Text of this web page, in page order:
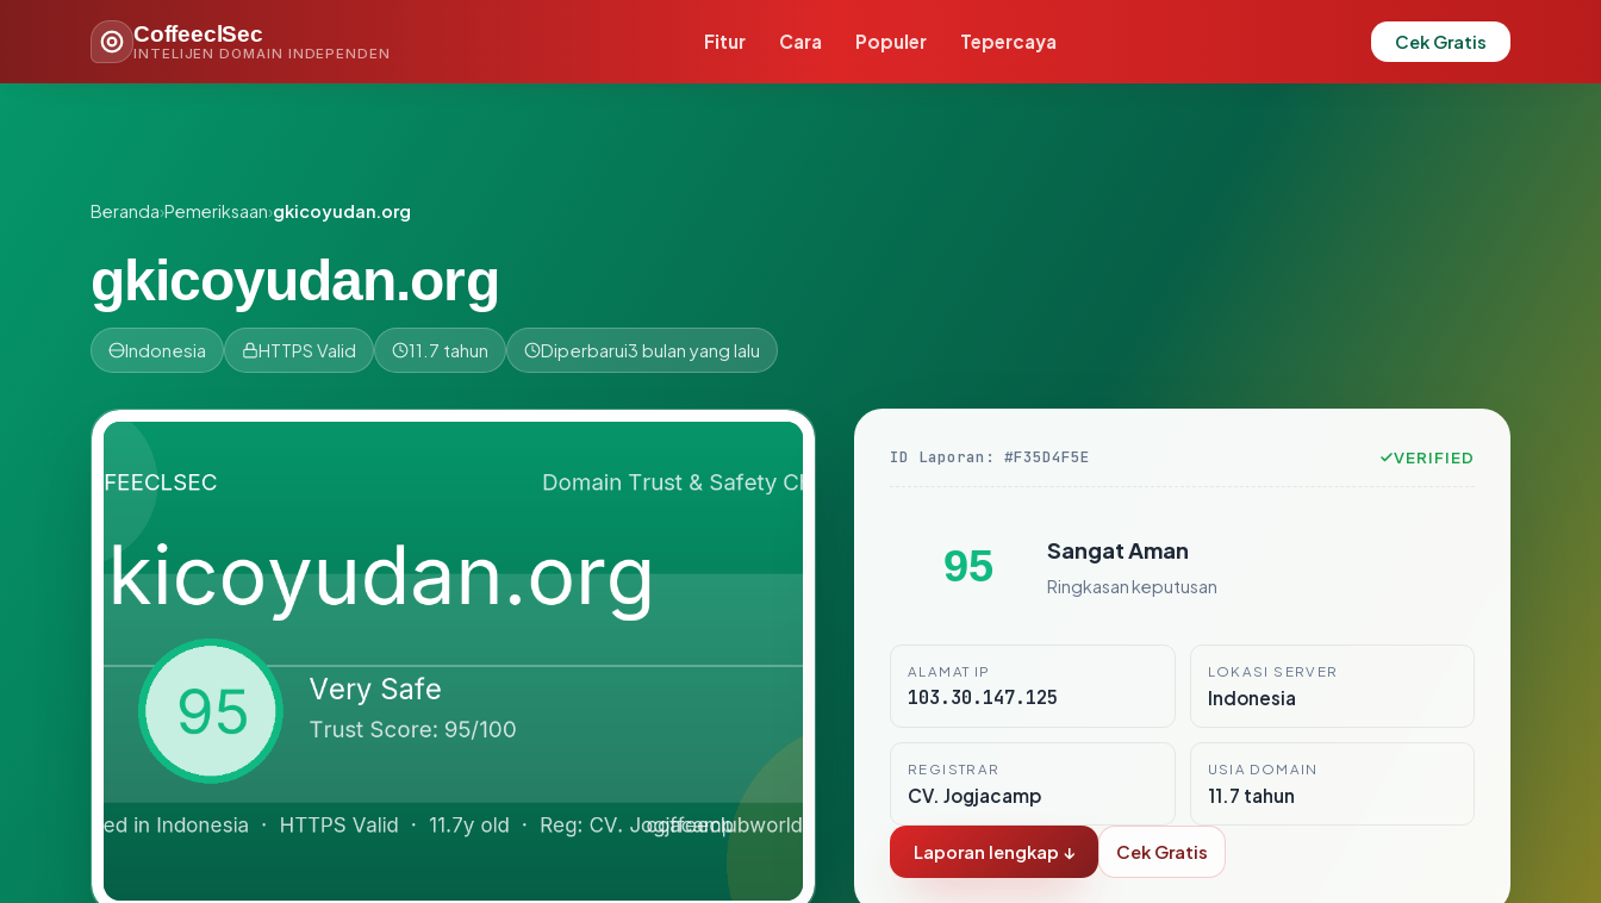
CoffeeclSec
INTELIJEN DOMAIN INDEPENDEN
Fitur Cara Populer Tepercaya Cek Gratis
Beranda›Pemeriksaan›gkicoyudan.org
gkicoyudan.org
Indonesia HTTPS Valid 11.7 tahun Diperbarui3 bulan yang lalu
ID Laporan: #F35D4F5E VERIFIED
95 Sangat Aman
Ringkasan keputusan
ALAMAT IP
103.30.147.125
LOKASI SERVER
Indonesia
REGISTRAR
CV. Jogjacamp
USIA DOMAIN
11.7 tahun
Laporan lengkap ↓ Cek Gratis